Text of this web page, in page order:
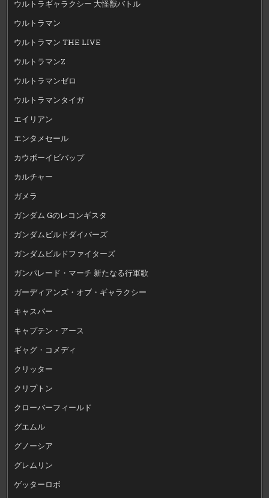
ウルトラギャラクシー 大怪獣バトル
ウルトラマン
ウルトラマン THE LIVE
ウルトラマンZ
ウルトラマンゼロ
ウルトラマンタイガ
エイリアン
エンタメセール
カウボーイビバップ
カルチャー
ガメラ
ガンダム Gのレコンギスタ
ガンダムビルドダイバーズ
ガンダムビルドファイターズ
ガンパレード・マーチ 新たなる行軍歌
ガーディアンズ・オブ・ギャラクシー
キャスパー
キャプテン・アース
ギャグ・コメディ
クリッター
クリプトン
クローバーフィールド
グエムル
グノーシア
グレムリン
ゲッターロボ